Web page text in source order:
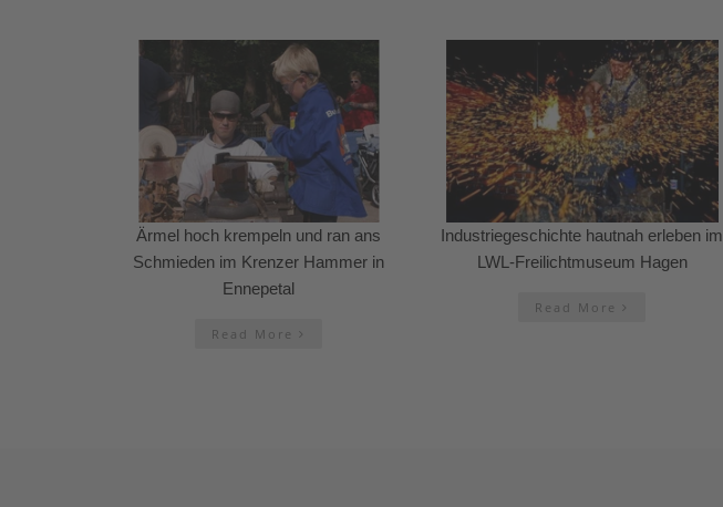
Ärmel hoch krempeln und ran ans
Schmieden im Krenzer Hammer in
Ennepetal
Read More
Industriegeschichte hautnah erleben im
LWL-Freilichtmuseum Hagen
Read More